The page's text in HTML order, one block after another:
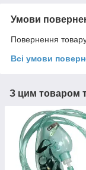
Умови
Повернення
Всі умови
З цим товаром